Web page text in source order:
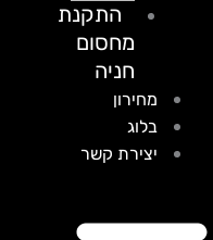
התקנת
מחסום
חניה
מחירון
בלוג
יצירת קשר